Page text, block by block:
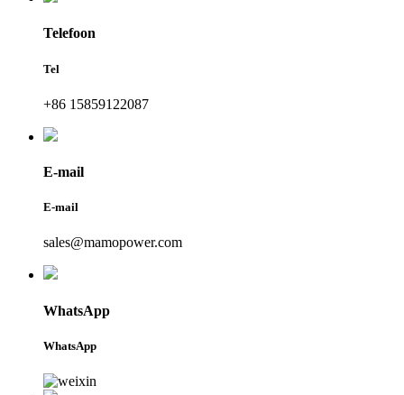
Telefoon
Tel
+86 15859122087
E-mail
E-mail
sales@mamopower.com
WhatsApp
WhatsApp